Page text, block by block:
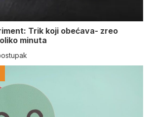
Trik koji obećava- zreo
minuta